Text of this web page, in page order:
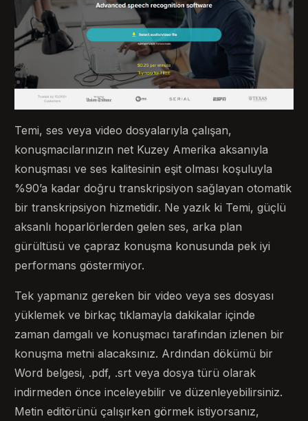
Temi, ses veya video dosyalarıyla çalışan,
konuşmacılarınızın net Kuzey Amerika aksanıyla
konuşması ve ses kalitesinin eşit olması koşuluyla
%90’a kadar doğru transkripsiyon sağlayan otomatik
bir transkripsiyon hizmetidir. Ne yazık ki Temi, güçlü
aksanlı hoparlörlerden gelen ses, arka plan
gürültüsü ve çapraz konuşma konusunda pek iyi
performans göstermiyor.
Tek yapmanız gereken bir video veya ses dosyası
yüklemek ve birkaç tıklamayla dakikalar içinde
zaman damgalı ve konuşmacı tarafından izlenen bir
konuşma metni alacaksınız. Ardından dökümü bir
Word belgesi, .pdf, .srt veya dosya türü olarak
indirmeden önce inceleyebilir ve düzenleyebilirsiniz.
Metin editörünü çalışırken görmek istiyorsanız,